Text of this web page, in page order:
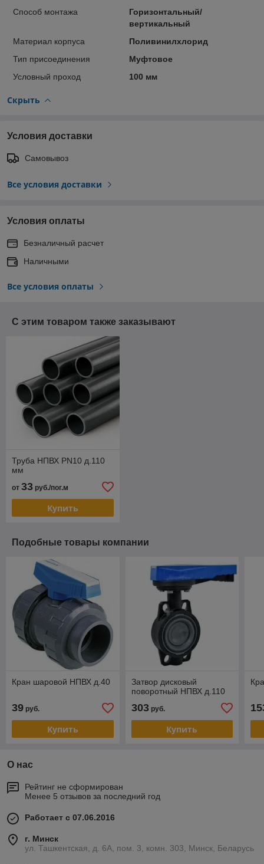
Способ монтажа
Горизонтальный/
вертикальный
Материал корпуса
Поливинилхлорид
Тип присоединения
Муфтовое
Условный проход
100 мм
Скрыть
Условия доставки
Самовывоз
Все условия доставки
Условия оплаты
Безналичный расчет
Наличными
Все условия оплаты
С этим товаром также заказывают
Труба НПВХ PN10 д.110
мм
от 33 руб./пог.м
Купить
Подобные товары компании
Кран шаровой НПВХ д.40
39 руб.
Купить
Затвор дисковый
поворотный НПВХ д.110
303руб.
Купить
О нас
Рейтинг не сформирован
Менее 5 отзывов за последний год
Работает с 07.06.2016
г. Минск
ул. Ташкентская, д. 6А, пом. 3, комн. 303, Минск, Беларусь